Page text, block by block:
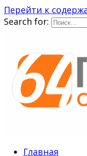
Перейти к
Search for:
Главная